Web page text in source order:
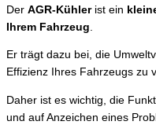
Der AGR-Kühlerist ein
Ihrem Fahrzeug
Er trägt dazu bei, die
Effizienz Ihres Fahrzeugs zu
Daher ist es wichtig, die
und auf Anzeichen eines